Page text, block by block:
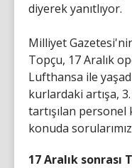
diyerek yanıtlıyor.
Milliyet
Topçu, 17 Aralık
Lufthansa ile
kurlardaki artışa,
tartışılan
konuda
17 Aralık sonrası